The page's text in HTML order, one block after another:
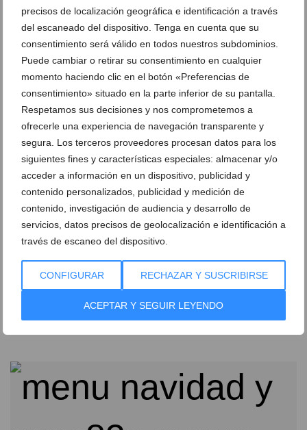
precisos de localización geográfica e identificación a través
del escaneado del dispositivo. Tenga en cuenta que su
consentimiento será válido en todos nuestros subdominios.
Puede cambiar o retirar su consentimiento en cualquier
momento haciendo clic en el botón «Preferencias de
consentimiento» situado en la parte inferior de su pantalla.
Respetamos sus decisiones y nos comprometemos a
ofrecerle una experiencia de navegación transparente y
segura. Los terceros proveedores procesan datos para los
siguientes fines y características especiales: almacenar y/o
acceder a información en un dispositivo, publicidad y
contenido personalizados, publicidad y medición de
contenido, investigación de audiencia y desarrollo de
servicios, datos precisos de geolocalización e identificación a
través de escaneo del dispositivo.
CONFIGURAR RECHAZAR Y SUSCRIBIRSE
ACEPTAR Y SEGUIR LEYENDO
Este restaurante de Dénia te ofrece un delicioso
menú asturiano para que vivas un Día del Padre
inolvidable
Celebra San Valentín con la cocina más tradicional
de Asturias que te ofrece este restaurante de Dénia